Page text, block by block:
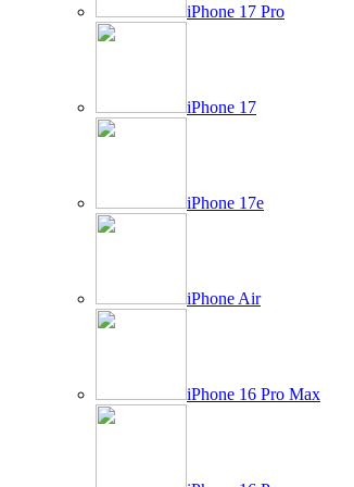
iPhone 17 Pro
iPhone 17
iPhone 17e
iPhone Air
iPhone 16 Pro Max